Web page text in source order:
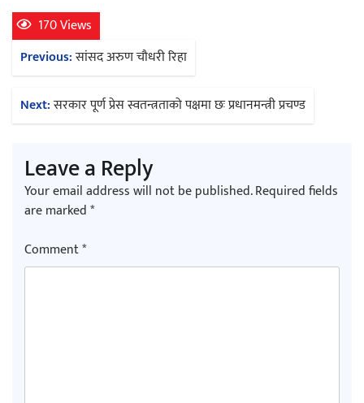
सार्वजनिक
170 Views
Post
navigation
Previous:सांसद अरुण चौधरी रिहा
Next:सरकार पूर्ण प्रेस स्वतन्त्रताको पक्षमा छः प्रधानमन्त्री प्रचण्ड
Leave a Reply
Your email address will not be published.Required fields
are marked*
Comment*